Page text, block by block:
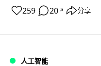
259 20 ↗ 分享
人工智能